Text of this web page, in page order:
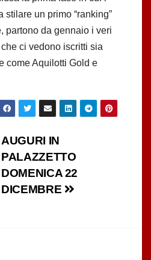
stilare un primo “ranking”
partono da gennaio i veri
ci vedono iscritti sia
come Aquilotti Gold e
AUGURI IN
PALAZZETTO
DOMENICA 22
DICEMBRE